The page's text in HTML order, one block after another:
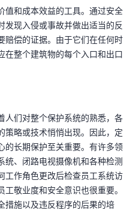
值和成本效益的工具。通过安全
发现入侵或事故并做出适当的反
赔偿的证据。由于它们在任何时
在整个建筑物的每个入口和出口
人们对整个保护系统的熟悉，各
策略或技术悄悄出现。因此，定
的长期保护至关重要。有许多领
统、闭路电视摄像机和各种检测
工作角色更改后检查员工系统访
敬业度和安全意识也很重要。
措施以及违反程序的后果的培